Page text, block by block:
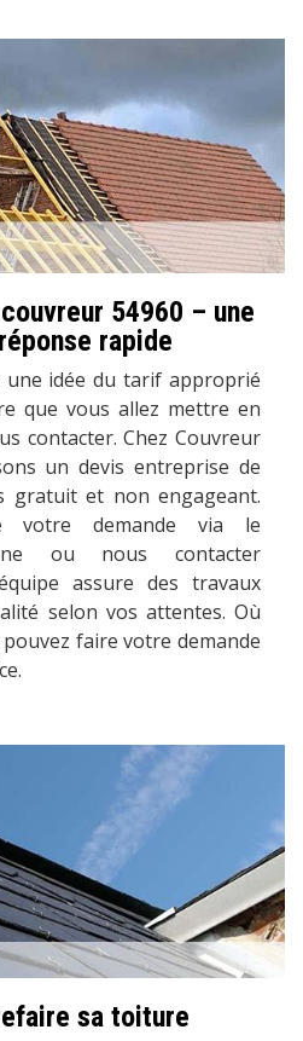
54960 – une
rapide
une idée du tarif approprié
que vous allez mettre en
contacter. Chez Couvreur
un devis entreprise de
gratuit et non engageant.
votre demande via le
ou nous contacter
assure des travaux
selon vos attentes. Où
faire votre demande
sa toiture